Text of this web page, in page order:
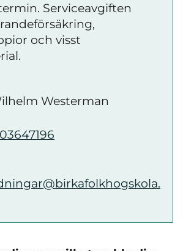
Serviceavgiften
och visst
Westerman